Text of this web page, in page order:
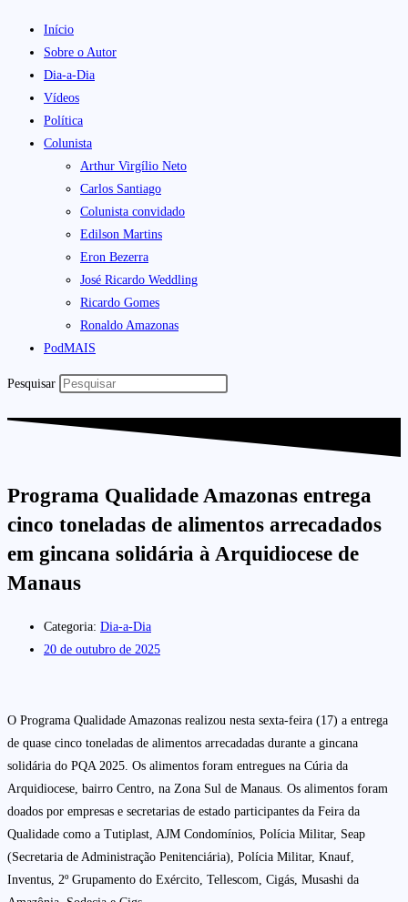
Início
Sobre o Autor
Dia-a-Dia
Vídeos
Política
Colunista
Arthur Virgílio Neto
Carlos Santiago
Colunista convidado
Edilson Martins
Eron Bezerra
José Ricardo Weddling
Ricardo Gomes
Ronaldo Amazonas
PodMAIS
Pesquisar
Programa Qualidade Amazonas entrega
cinco toneladas de alimentos arrecadados
em gincana solidária à Arquidiocese de
Manaus
Categoria: Dia-a-Dia
20 de outubro de 2025
O Programa Qualidade Amazonas realizou nesta sexta-feira (17) a entrega
de quase cinco toneladas de alimentos arrecadadas durante a gincana
solidária do PQA 2025. Os alimentos foram entregues na Cúria da
Arquidiocese, bairro Centro, na Zona Sul de Manaus. Os alimentos foram
doados por empresas e secretarias de estado participantes da Feira da
Qualidade como a Tutiplast, AJM Condomínios, Polícia Militar, Seap
(Secretaria de Administração Penitenciária), Polícia Militar, Knauf,
Inventus, 2º Grupamento do Exército, Tellescom, Cigás, Musashi da